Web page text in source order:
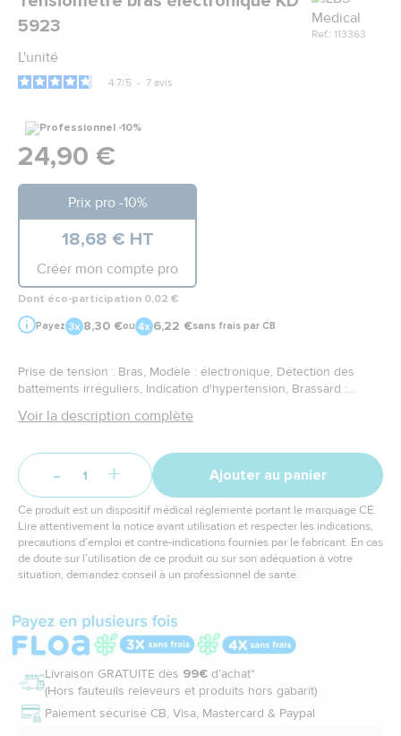
5923
L'unité
Ref.: 113363
4.7/5 - 7 avis
24,90 €
Prix pro -10%
18,68 € HT
Créer mon compte pro
Dont éco-participation 0,02 €
Payez 8,30 €ou 6,22 €sans frais par CB
Prise de tension : Bras, Modèle : électronique, Détection des
battements irréguliers, Indication d'hypertension, Brassard :
Voir la description complète
- + Ajouter au panier
Ce produit est un dispositif médical réglementé portant le marquage CE.
Lire attentivement la notice avant utilisation et respecter les indications,
précautions d’emploi et contre-indications fournies par le fabricant. En cas
de doute sur l’utilisation de ce produit ou sur son adéquation à votre
situation, demandez conseil à un professionnel de santé.
Livraison GRATUITE dès 99€ d’achat*
(Hors fauteuils releveurs et produits hors gabarit)
Paiement sécurisé CB, Visa, Mastercard & Paypal